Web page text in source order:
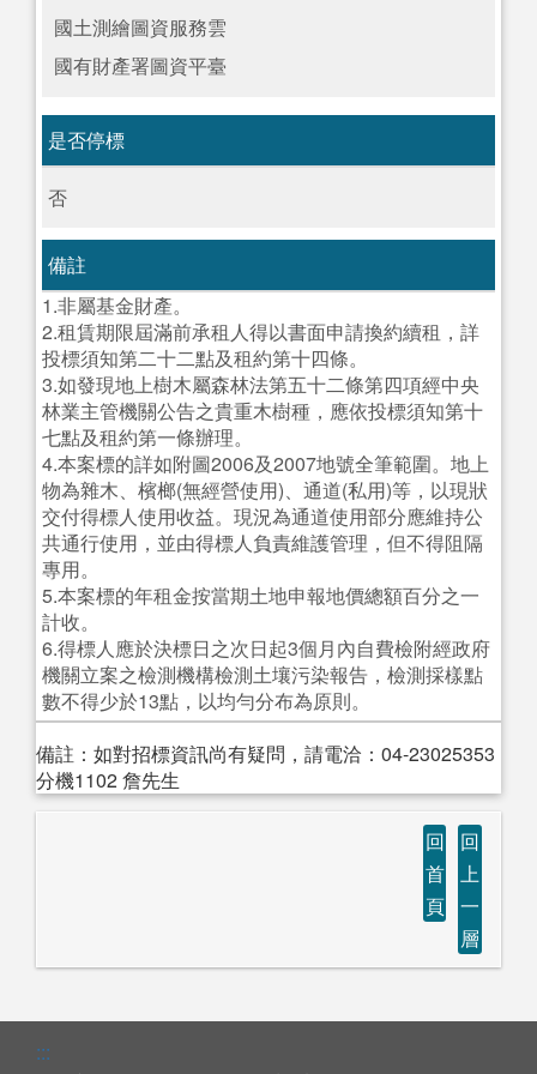
國土測繪圖資服務雲
國有財產署圖資平臺
是否停標
否
備註
1.非屬基金財產。
2.租賃期限屆滿前承租人得以書面申請換約續租，詳
投標須知第二十二點及租約第十四條。
3.如發現地上樹木屬森林法第五十二條第四項經中央
林業主管機關公告之貴重木樹種，應依投標須知第十
七點及租約第一條辦理。
4.本案標的詳如附圖2006及2007地號全筆範圍。地上
物為雜木、檳榔(無經營使用)、通道(私用)等，以現狀
交付得標人使用收益。現況為通道使用部分應維持公
共通行使用，並由得標人負責維護管理，但不得阻隔
專用。
5.本案標的年租金按當期土地申報地價總額百分之一
計收。
6.得標人應於決標日之次日起3個月內自費檢附經政府
機關立案之檢測機構檢測土壤污染報告，檢測採樣點
數不得少於13點，以均勻分布為原則。
備註：如對招標資訊尚有疑問，請電洽：04-23025353
分機1102 詹先生
回
首
頁
回
上
一
層
:::